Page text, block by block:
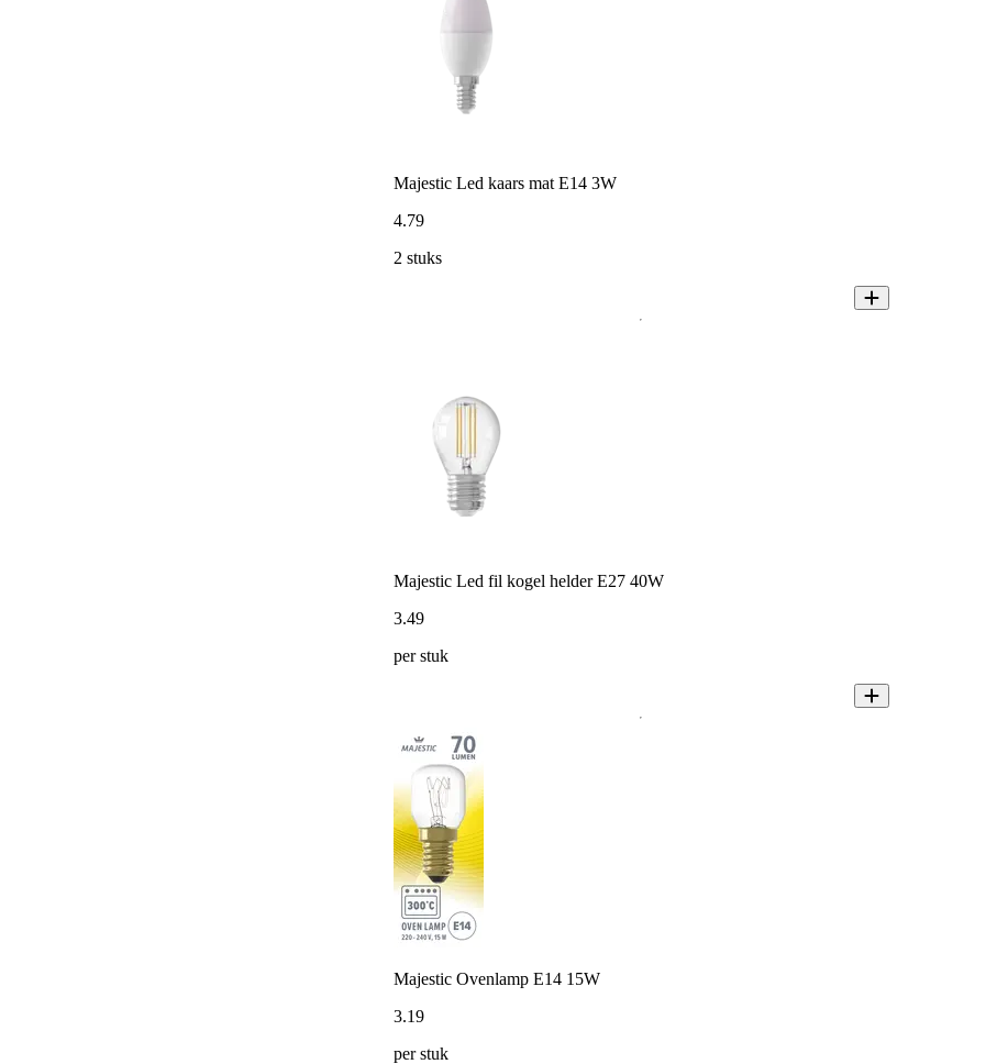
Majestic Led kaars mat E14 3W
4.79
2 stuks
Majestic Led fil kogel helder E27 40W
3.49
per stuk
Majestic Ovenlamp E14 15W
3.19
per stuk